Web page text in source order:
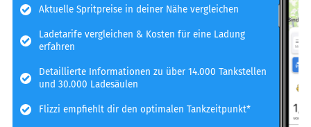
Aktuelle Spritpreise in deiner Nähe vergleichen
Ladetarife vergleichen & Kosten für eine Ladung
erfahren
Detaillierte Informationen zu über 14.000 Tankstellen
und 30.000 Ladesäulen
Flizzi empfiehlt dir den optimalen Tankzeitpunkt*